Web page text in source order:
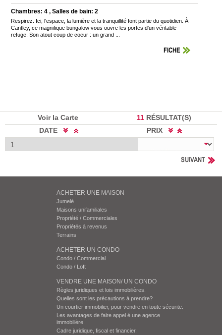
Chambres: 4 , Salles de bain: 2
Respirez. Ici, l'espace, la lumière et la tranquillité font partie du quotidien. À
Cantley, ce magnifique bungalow vous ouvre les portes d'un véritable
refuge. Son atout coup de coeur : un grand ...
FICHE
Voir la Carte 11 RÉSULTAT(S)
DATE
PRIX
SUIVANT
ACHETER UNE MAISON
Jumelé
Maisons unifamiliales
Propriété / Commerciales
Propriétés à revenus
Terrains
ACHETER UN CONDO
Condo / Commercial
Condo / Loft
VENDRE UNE MAISON/ UN CONDO
Règles juridiques et lois immobilières.
Quelles sont les précautions à prendre?
Un courtier immobilier, pour vendre en toute sécurite.
Les avantages de faire appel é une agence
immobilière.
Cadre juridique, fiscal et financier.